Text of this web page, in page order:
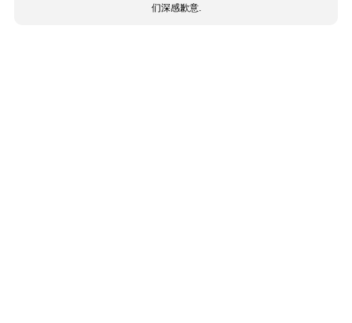
们深感歉意.